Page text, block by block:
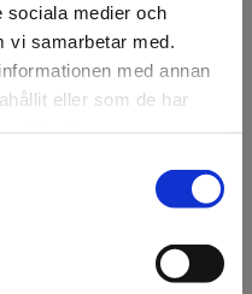
sociala medier och
vi samarbetar med.
med annan
eller som de har
KA Öljett Nickel